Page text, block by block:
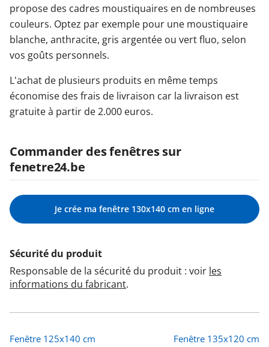
propose des cadres moustiquaires en de nombreuses
couleurs. Optez par exemple pour une moustiquaire
blanche, anthracite, gris argentée ou vert fluo, selon
vos goûts personnels.
L'achat de plusieurs produits en même temps
économise des frais de livraison car la livraison est
gratuite à partir de 2.000 euros.
Commander des fenêtres sur
fenetre24.be
Je crée ma fenêtre 130x140 cm en ligne
Sécurité du produit
Responsable de la sécurité du produit : voir les
informations du fabricant.
Fenêtre 125x140 cm Fenêtre 135x120 cm